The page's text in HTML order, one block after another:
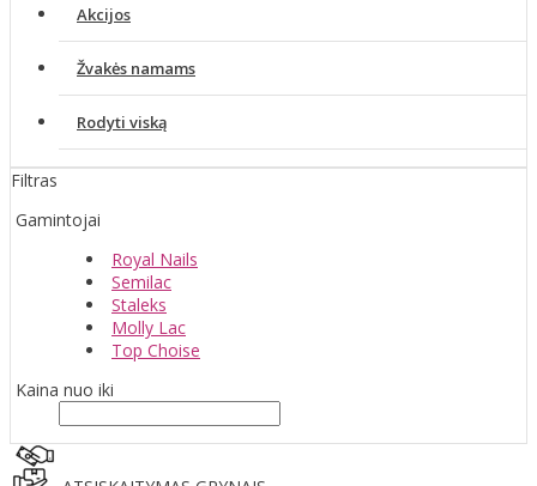
Akcijos
Žvakės namams
Rodyti viską
Filtras
Gamintojai
Royal Nails
Semilac
Staleks
Molly Lac
Top Choise
Kaina nuo iki